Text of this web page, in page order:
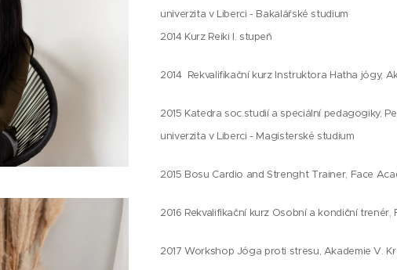
univerzita v Liberci - Bakalářské studium
2014 Kurz Reiki I. stupeň
2014 Rekvalifikační kurz Instruktora Hatha jógy,
2015 Katedra soc.studií a speciální pedagogiky,
univerzita v Liberci - Magisterské studium
2015 Bosu Cardio and Strenght Trainer, Face
2016 Rekvalifikační kurz Osobní a kondiční trenér,
2017 Workshop Jóga proti stresu, Akademie V.